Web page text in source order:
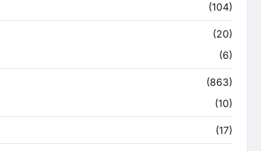
(104)
(20)
(6)
(863)
(10)
(17)